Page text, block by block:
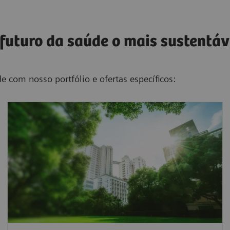
da saúde o mais
com nosso portfólio e ofertas específicos: